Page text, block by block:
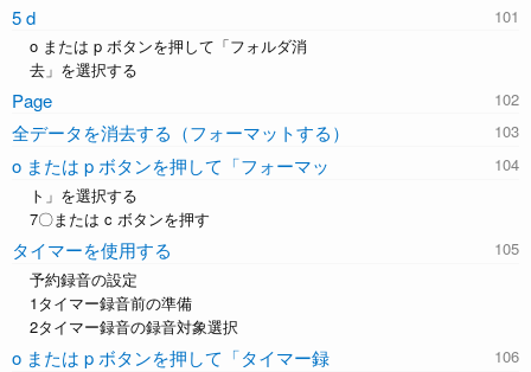
5 d
o または p ボタンを押して「フォルダ消
去」を選択する
Page
全データを消去する（フォーマットする）
o または p ボタンを押して「フォーマッ
ト」を選択する
7〇または c ボタンを押す
タイマーを使用する
予約録音の設定
1タイマー録音前の準備
2タイマー録音の録音対象選択
o または p ボタンを押して「タイマー録